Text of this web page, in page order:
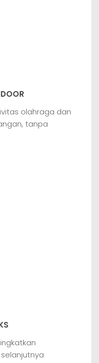
olahraga dan
tanpa